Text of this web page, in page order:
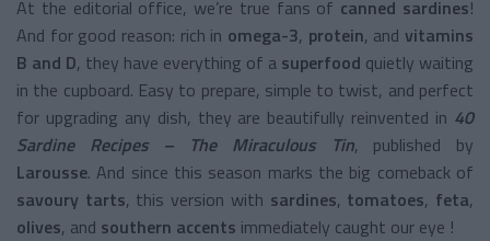
At the editorial office, we’re true fans of canned sardines!
And for good reason: rich in omega-3, protein, andvitamins
B and D, they have everything of a superfood quietly waiting
in the cupboard. Easy to prepare, simple to twist, and perfect
for upgrading any dish, they are beautifully reinvented in 40
Sardine Recipes – The Miraculous Tin, published by
Larousse. And since this season marks the big comeback of
savoury tarts, this version with sardines, tomatoes, feta,
olives, and southern accents immediately caught our eye !